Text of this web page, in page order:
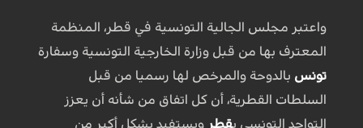
واعتبر مجلس الجالية التونسية في قطر، المنظمة
المعترف بها من قبل وزارة الخارجية التونسية وسفارة
تونس بالدوحة والمرخص لها رسميا من قبل
السلطات القطرية، أن كل اتفاق من شأنه أن يعزز
التواجد التونسي بقطر ويستفيد بشكل أكبر من